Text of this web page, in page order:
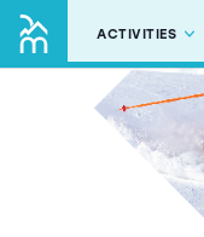
ACTIVITIES